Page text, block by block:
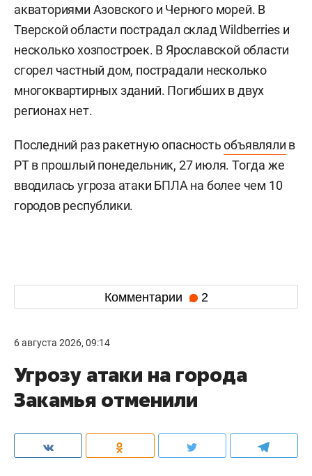
акваториями Азовского и Черного морей. В
Тверской области пострадал склад Wildberries и
несколько хозпостроек. В Ярославской области
сгорел частный дом, пострадали несколько
многоквартирных зданий. Погибших в двух
регионах нет.
Последний раз ракетную опасностьобъявляли в
РТ в прошлый понедельник, 27 июля. Тогда же
вводилась угроза атаки БПЛА на более чем 10
городов республики.
Комментарии 2
6 августа 2026, 09:14
Угрозу атаки на города
Закамья отменили